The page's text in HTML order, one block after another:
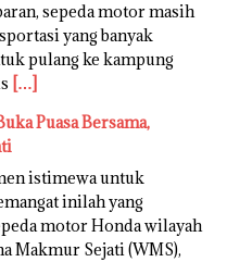
sepeda motor masih
yang banyak
pulang ke kampung
[…]
Puasa Bersama,
istimewa untuk
inilah yang
motor Honda wilayah
Makmur Sejati (WMS),